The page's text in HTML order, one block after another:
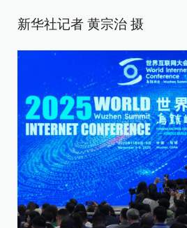
新华社记者 黄宗治 摄